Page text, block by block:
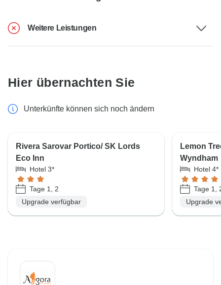
Weitere Leistungen
Hier übernachten Sie
Unterkünfte können sich noch ändern
Rivera Sarovar Portico/ SK Lords
Eco Inn
Hotel 3*
Tage 1, 2
Upgrade verfügbar
Lemon
Wyndham
Hotel 4*
Tage 1,
Upgrade